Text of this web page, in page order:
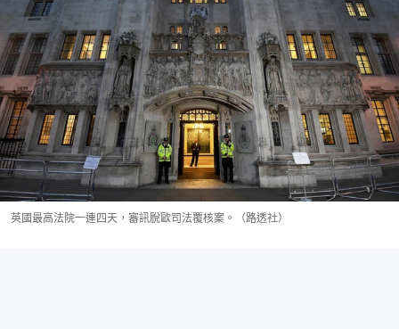
英國最高法院一連四天，審訊脫歐司法覆核案。（路透社）